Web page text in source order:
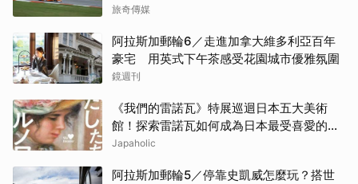
登場
旅奇傳媒
阿拉斯加郵輪6／走進加拿大維多利亞百年
豪宅 用英式下午茶感受花園城市優雅氛圍
鏡週刊
《我們的雷諾瓦》特展巡迴日本五大美術
館！探索雷諾瓦如何成為日本最受喜愛的印
象派畫家
Japaholic
阿拉斯加郵輪5／停靠史凱威怎麼玩？搭世